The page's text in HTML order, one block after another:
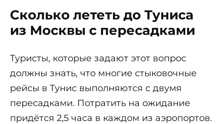
Сколько лететь до Туниса
из Москвы с пересадками
Туристы, которые задают этот вопрос
должны знать, что многие стыковочные
рейсы в Тунис выполняются с двумя
пересадками. Потратить на ожидание
придётся 2,5 часа в каждом из аэропортов.